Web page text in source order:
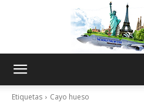
Etiquetas Cayo hueso